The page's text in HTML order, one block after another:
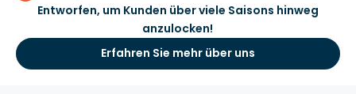
Entworfen, um Kunden über viele Saisons hinweg
anzulocken!
Erfahren Sie mehr über uns